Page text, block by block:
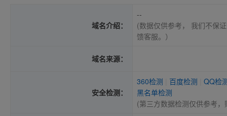
域名介绍：
--
(数据仅供参考， 我们不保
馈客服。）
域名来源：
安全检测：
360检测 百度检测
QQ检
黑名单检测
(第三方数据检测仅供参考